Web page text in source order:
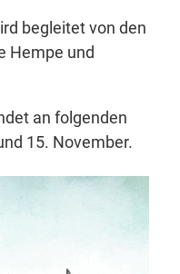
begleitet von den
Hempe und
an folgenden
15. November.